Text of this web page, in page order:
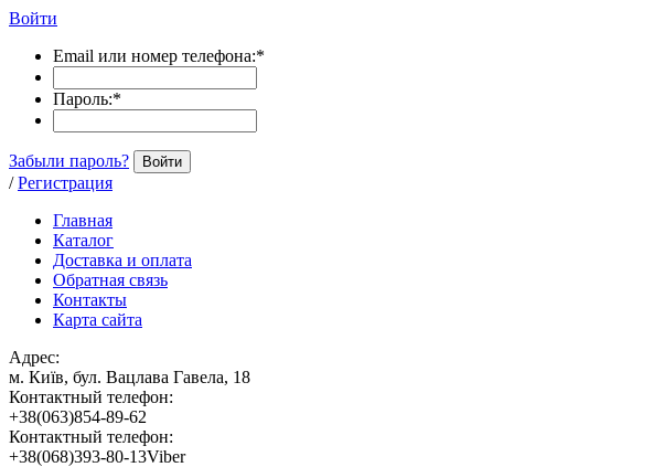
Войти
Email или номер телефона:*
Пароль:*
Забыли пароль? Войти
/ Регистрация
Главная
Каталог
Доставка и оплата
Обратная связь
Контакты
Карта сайта
Адрес:
м. Київ, бул. Вацлава Гавела, 18
Контактный телефон:
+38(063)854-89-62
Контактный телефон:
+38(068)393-80-13Viber